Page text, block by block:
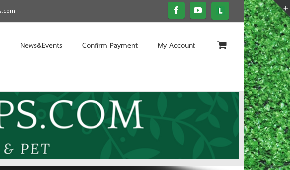
News&Events Confirm Payment My Account